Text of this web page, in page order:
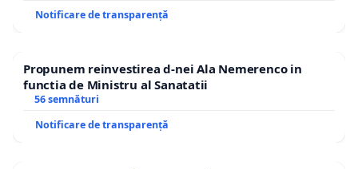
Notificare de transparență
Propunem reinvestirea d-nei Ala Nemerenco in
functia de Ministru al Sanatatii
56 semnături
Notificare de transparență